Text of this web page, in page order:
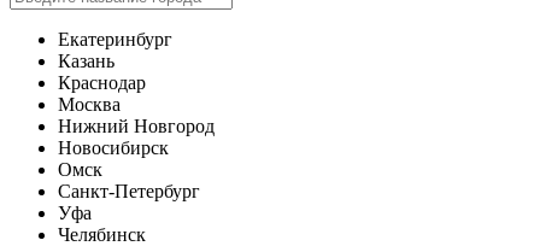
Екатеринбург
Казань
Краснодар
Москва
Нижний Новгород
Новосибирск
Омск
Санкт-Петербург
Уфа
Челябинск